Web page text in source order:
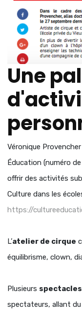
Une
Véronique
Éducation (numéro
offrir des activités
Culture dans les
https://
L’atelier de cirque
équilibrisme, clown,
Plusieurs spectacles
spectateurs, allant du